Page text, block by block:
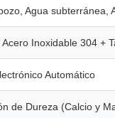
Agua subterránea,
Inoxidable 304 +
Automático
de Dureza (Calcio y